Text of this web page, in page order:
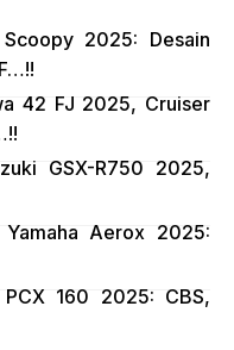
2025: Desain
42 FJ 2025, Cruiser
GSX-R750 2025,
Aerox 2025:
160 2025: CBS,